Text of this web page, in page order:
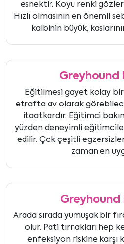
esnektir. Koyu renki
Hızlı olmasının en önemli
kalbinin büyük,
Greyhound
Eğitilmesi gayet kolay bir
etrafta av olarak
itaatkardır. Eğitimci
yüzden deneyimli
edilir. Çok çeşitli
zaman en
Greyhound
Arada sırada yumuşak bir
olur. Pati tırnakları hep
enfeksiyon riskine karşı